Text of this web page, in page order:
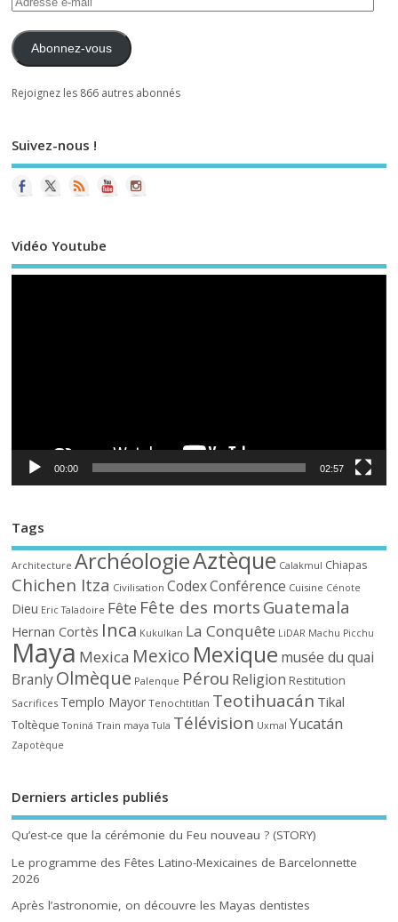
Abonnez-vous
Rejoignez les 866 autres abonnés
Suivez-nous !
Vidéo Youtube
00:00 02:57
Tags
Architecture ArchéologieAztèque Calakmul Chiapas
Chichen Itza Civilisation CodexConférence Cuisine Cénote
Dieu Eric Taladoire Fête Fête des morts Guatemala
Hernan Cortès Inca Kukulkan La Conquête LiDAR Machu Picchu
Maya Mexica Mexico Mexique musée du quai
BranlyOlmèque Palenque Pérou Religion Restitution
Sacrifices Templo Mayor Tenochtitlan Teotihuacán Tikal
Toltèque Toniná Train maya Tula Télévision Uxmal Yucatán
Zapotèque
Derniers articles publiés
Qu’est-ce que la cérémonie du Feu nouveau ? (STORY)
Le programme des Fêtes Latino-Mexicaines de Barcelonnette
2026
Après l’astronomie, on découvre les Mayas dentistes